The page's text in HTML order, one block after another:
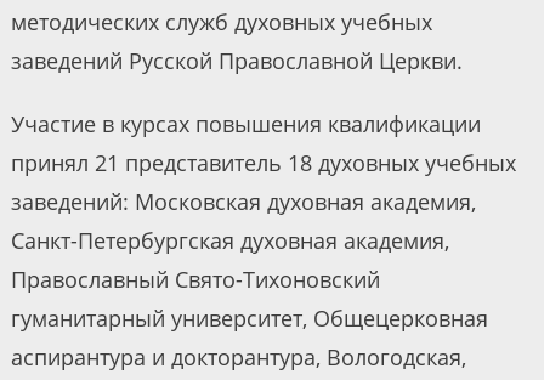
методических служб духовных учебных
заведений Русской Православной Церкви.
Участие в курсах повышения квалификации
принял 21 представитель 18 духовных учебных
заведений: Московская духовная академия,
Санкт-Петербургская духовная академия,
Православный Свято-Тихоновский
гуманитарный университет, Общецерковная
аспирантура и докторантура, Вологодская,